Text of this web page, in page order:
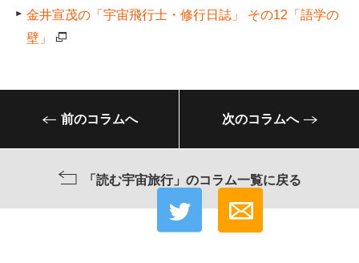
金井宣茂の「宇宙飛行士・修行日誌」 その12「語学の
壁」
前のコラムへ
「読む宇宙旅行」のコラム一覧に戻る
次のコラムへ